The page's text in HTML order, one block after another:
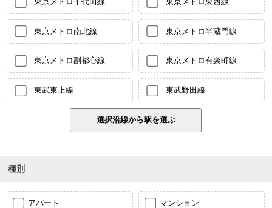
東京メトロ南北線 東京メトロ半蔵門線
東京メトロ副都心線 東京メトロ有楽町線
東武東上線 東武野田線
種別
アパート マンション